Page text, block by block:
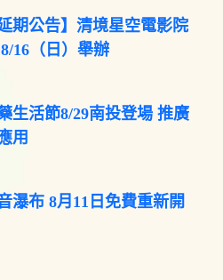
期公告】清境星空電影院
16（日）舉辦
生活節8/29南投登場 推廣
用
瀑布 8月11日免費重新開